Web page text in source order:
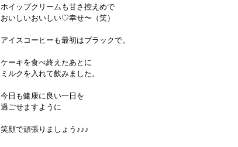
ホイップクリームも甘さ控えめで
おいしいおいしい♡幸せ〜（笑）
アイスコーヒーも最初はブラックで。
ケーキを食べ終えたあとに
ミルクを入れて飲みました。
今日も健康に良い一日を
過ごせますように
笑顔で頑張りましょう♪♪♪